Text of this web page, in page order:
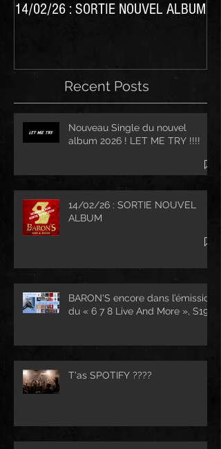
14/02/26 : SORTIE NOUVEL ALBUM
Recent Posts
Nouveau Single du nouvel
album 2026 ! LET ME TRY !!!!
14/02/26 : SORTIE NOUVEL
ALBUM
BARON'S encore dans l’émission
du « 6 7 8 Live And More », S19...
T'as SPOTIFY ????